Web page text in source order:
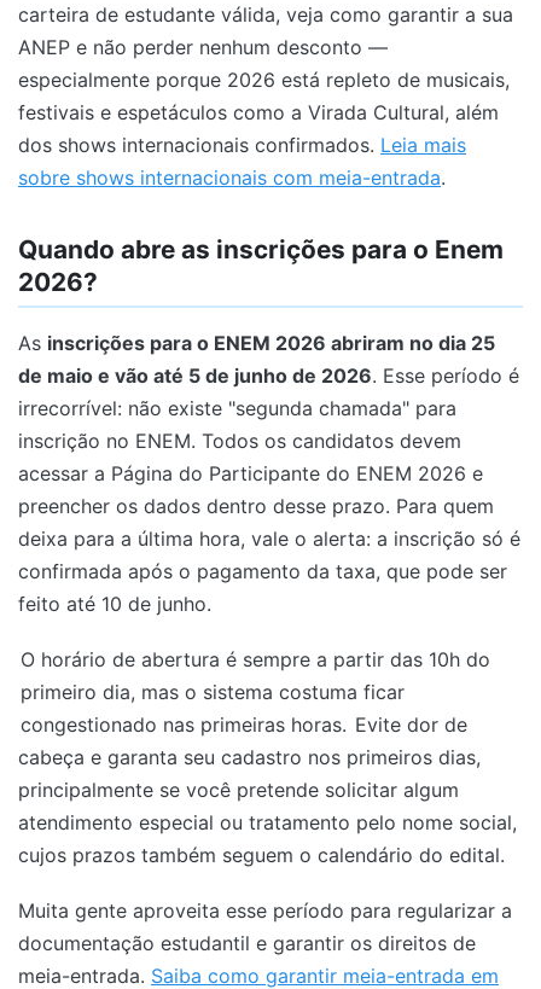
carteira de estudante válida, veja como garantir a sua
ANEP e não perder nenhum desconto —
especialmente porque 2026 está repleto de musicais,
festivais e espetáculos como a Virada Cultural, além
dos shows internacionais confirmados. Leia mais
sobre shows internacionais com meia-entrada.
Quando abre as inscrições para o Enem
2026?
As inscrições para o ENEM 2026 abriram no dia 25
de maio e vão até 5 de junho de 2026. Esse período é
irrecorrível: não existe "segunda chamada" para
inscrição no ENEM. Todos os candidatos devem
acessar a Página do Participante do ENEM 2026 e
preencher os dados dentro desse prazo. Para quem
deixa para a última hora, vale o alerta: a inscrição só é
confirmada após o pagamento da taxa, que pode ser
feito até 10 de junho.
O horário de abertura é sempre a partir das 10h do
primeiro dia, mas o sistema costuma ficar
congestionado nas primeiras horas. Evite dor de
cabeça e garanta seu cadastro nos primeiros dias,
principalmente se você pretende solicitar algum
atendimento especial ou tratamento pelo nome social,
cujos prazos também seguem o calendário do edital.
Muita gente aproveita esse período para regularizar a
documentação estudantil e garantir os direitos de
meia-entrada. Saiba como garantir meia-entrada em